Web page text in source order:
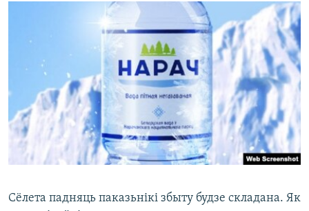
Сёлета падняць паказьнікі збыту будзе складана. Як